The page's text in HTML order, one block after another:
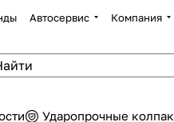
Автосервис Компания
Ударопрочные